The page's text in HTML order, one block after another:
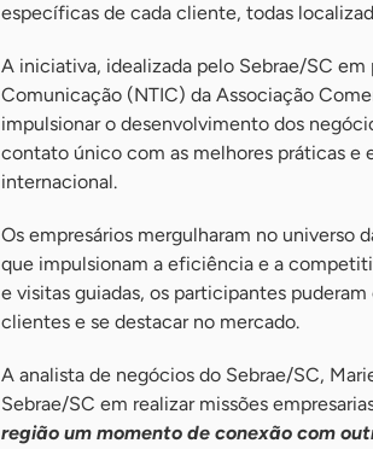
específicas de cada cliente, todas
A iniciativa, idealizada pelo Sebrae/SC
Comunicação (NTIC) da Associação
impulsionar o desenvolvimento dos
contato único com as melhores práticas e
internacional.
Os empresários mergulharam no universo
que impulsionam a eficiência e a
e visitas guiadas, os participantes
clientes e se destacar no mercado.
A analista de negócios do Sebrae/SC,
Sebrae/SC em realizar missões
região um momento de conexão com